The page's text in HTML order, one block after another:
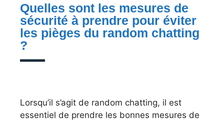
Quelles sont les mesures de
sécurité à prendre pour éviter
les pièges du random chatting
?
Lorsqu’il s’agit de random chatting, il est
essentiel de prendre les bonnes mesures de